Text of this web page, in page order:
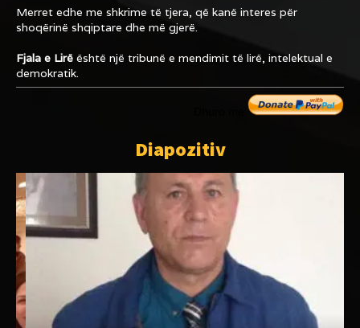
Merret edhe me shkrime të tjera, që kanë interes për
shoqërinë shqiptare dhe më gjerë.
Fjala e Lirë është një tribunë e mendimit të lirë, intelektual e
demokratik.
Diapozitiv